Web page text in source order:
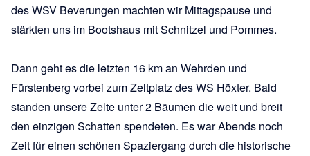
des WSV Beverungen machten wir Mittagspause und
stärkten uns im Bootshaus mit Schnitzel und Pommes.
Dann geht es die letzten 16 km an Wehrden und
Fürstenberg vorbei zum Zeltplatz des WS Höxter. Bald
standen unsere Zelte unter 2 Bäumen die weit und breit
den einzigen Schatten spendeten. Es war Abends noch
Zeit für einen schönen Spaziergang durch die historische